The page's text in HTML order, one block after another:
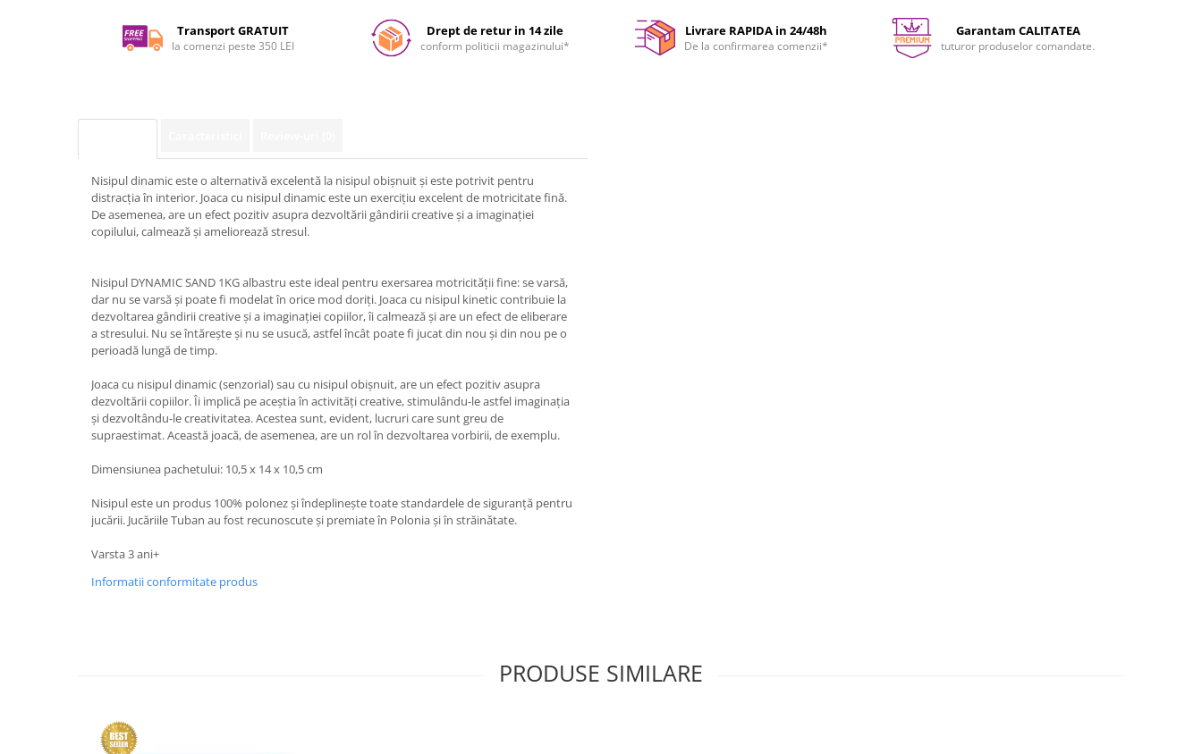
Facebook
Transport GRATUIT
la comenzi peste 350 LEI
Drept de retur in 14 zile
conform politicii magazinului*
Livrare RAPIDA in 24/48h
De la confirmarea comenzii*
Garantam CALITATEA
tuturor produselor comandate.
Nisipul dinamic este o alternativă excelentă la nisipul obișnuit și este potrivit pentru
distracția în interior. Joaca cu nisipul dinamic este un exercițiu excelent de motricitate fină.
De asemenea, are un efect pozitiv asupra dezvoltării gândirii creative și a imaginației
copilului, calmează și ameliorează stresul.
Nisipul DYNAMIC SAND 1KG albastru este ideal pentru exersarea motricității fine: se varsă,
dar nu se varsă și poate fi modelat în orice mod doriți. Joaca cu nisipul kinetic contribuie la
dezvoltarea gândirii creative și a imaginației copiilor, îi calmează și are un efect de eliberare
a stresului. Nu se întărește și nu se usucă, astfel încât poate fi jucat din nou și din nou pe o
perioadă lungă de timp.
Joaca cu nisipul dinamic (senzorial) sau cu nisipul obișnuit, are un efect pozitiv asupra
dezvoltării copiilor. Îi implică pe aceștia în activități creative, stimulându-le astfel imaginația
și dezvoltându-le creativitatea. Acestea sunt, evident, lucruri care sunt greu de
supraestimat. Această joacă, de asemenea, are un rol în dezvoltarea vorbirii, de exemplu.
Dimensiunea pachetului: 10,5 x 14 x 10,5 cm
Nisipul este un produs 100% polonez și îndeplinește toate standardele de siguranță pentru
jucării. Jucăriile Tuban au fost recunoscute și premiate în Polonia și în străinătate.
Varsta 3 ani+
Informatii conformitate produs
PRODUSE SIMILARE